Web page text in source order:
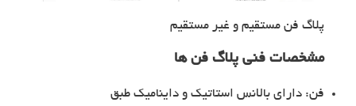
پلاگ فن مستقیم و غیر مستقیم
مشخصات فنی پلاگ فن ها
فن: دارای بالانس استاتیک و داینامیک طبق